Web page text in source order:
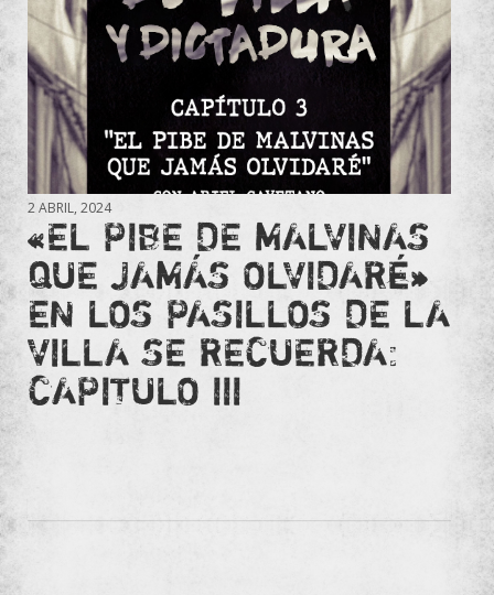
2 ABRIL, 2024
«EL PIBE DE MALVINAS
QUE JAMÁS OLVIDARÉ»
EN LOS PASILLOS DE LA
VILLA SE RECUERDA:
CAPITULO III